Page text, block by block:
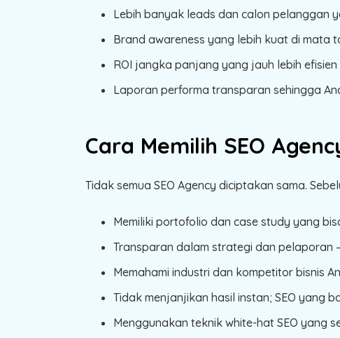
Lebih banyak leads dan calon pelanggan
Brand awareness yang lebih kuat di mata
ROI jangka panjang yang jauh lebih
Laporan performa transparan sehingga
Cara Memilih SEO
Tidak semua SEO Agency diciptakan sama.
Memiliki portofolio dan case study yang
Transparan dalam strategi dan pelaporan
Memahami industri dan kompetitor bisnis
Tidak menjanjikan hasil instan; SEO yang
Menggunakan teknik white-hat SEO yang